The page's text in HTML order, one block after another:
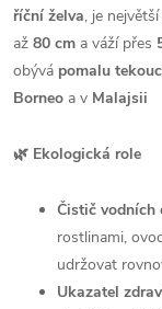
říční želva, je
až 80 cm a váží přes
obývá pomalu
Borneo a v Malajsii
🌿 Ekologická role
Čistič vodních
rostlinami,
udržovat
Ukazatel